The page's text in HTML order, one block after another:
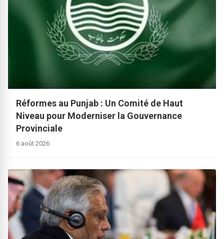
Réformes au Punjab : Un Comité de Haut
Niveau pour Moderniser la Gouvernance
Provinciale
6 août 2026